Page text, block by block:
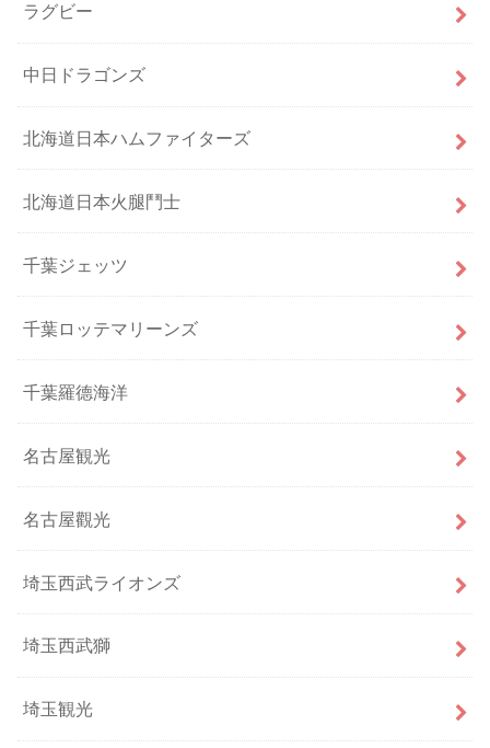
ラグビー
中日ドラゴンズ
北海道日本ハムファイターズ
北海道日本火腿鬥士
千葉ジェッツ
千葉ロッテマリーンズ
千葉羅德海洋
名古屋観光
名古屋觀光
埼玉西武ライオンズ
埼玉西武獅
埼玉観光